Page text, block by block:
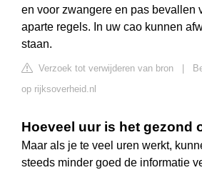
en voor zwangere en pas bevallen
aparte regels. In uw cao kunnen
staan.
Verzoek tot verwijderen van bron
op rijksoverheid.nl
Hoeveel uur is het gezond
Maar als je te veel uren werkt,
steeds minder goed de informatie